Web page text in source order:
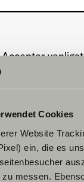
Cookies
Website
ein, die es
messen.
Accepter venligst
for
indholdet.